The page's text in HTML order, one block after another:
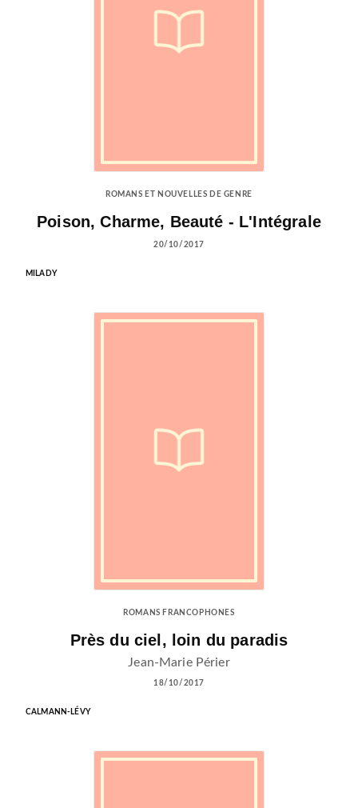
ROMANS ET NOUVELLES DE GENRE
Poison, Charme, Beauté - L'Intégrale
20/10/2017
MILADY
ROMANS FRANCOPHONES
Près du ciel, loin du paradis
Jean-Marie Périer
18/10/2017
CALMANN-LÉVY